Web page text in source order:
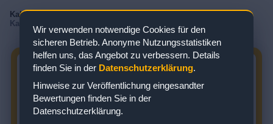
Kabinenbewertungen
Kabine 6181
MEIN SCHIFF 1 KABINE 6181:
BEWERTUNG ZUR BALKONKABINE
Zielgebiet: Mittelmeer
Wir verwenden notwendige Cookies für den
sicheren Betrieb. Anonyme Nutzungsstatistiken
helfen uns, das Angebot zu verbessern. Details
finden Sie in der Datenschutzerklärung.
Hinweise zur Veröffentlichung eingesandter
Bewertungen finden Sie in der
Datenschutzerklärung.